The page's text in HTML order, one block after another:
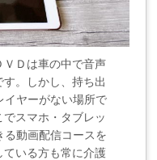
ＶＤは車の中で音声
。しかし、持ち出
イヤーがない場所で
スマホ・タブレッ
る動画配信コースを
ている方も常に介護